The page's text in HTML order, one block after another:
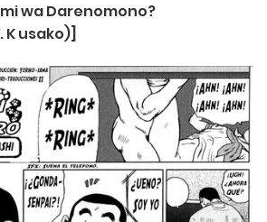
wa Darenomono?
K usako)]